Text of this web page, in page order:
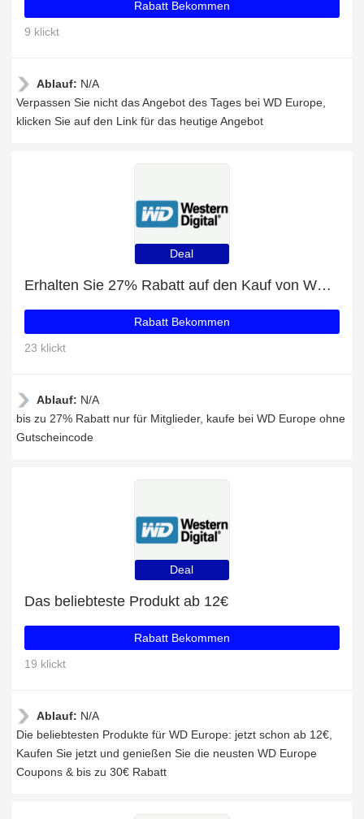
Rabatt Bekommen
9 klickt
Ablauf: N/A
Verpassen Sie nicht das Angebot des Tages bei WD Europe,
klicken Sie auf den Link für das heutige Angebot
Deal
Erhalten Sie 27% Rabatt auf den Kauf von WD Europe
Rabatt Bekommen
23 klickt
Ablauf: N/A
bis zu 27% Rabatt nur für Mitglieder, kaufe bei WD Europe ohne
Gutscheincode
Deal
Das beliebteste Produkt ab 12€
Rabatt Bekommen
19 klickt
Ablauf: N/A
Die beliebtesten Produkte für WD Europe: jetzt schon ab 12€,
Kaufen Sie jetzt und genießen Sie die neusten WD Europe
Coupons & bis zu 30€ Rabatt